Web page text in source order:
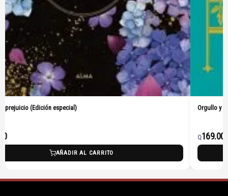
prejuicio (Edición especial)
AÑADIR AL CARRITO
Orgullo y
Q169.00